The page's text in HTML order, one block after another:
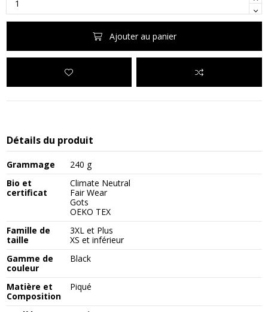
Ajouter au panier
Détails du produit
Grammage
240 g
Bio et
certificat
Climate Neutral
Fair Wear
Gots
OEKO TEX
Famille de
taille
3XL et Plus
XS et inférieur
Gamme de
couleur
Black
Matière et
Composition
Piqué